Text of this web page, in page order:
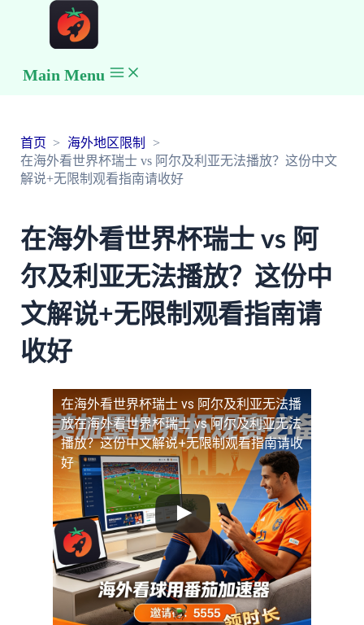
Main Menu
首页
海外地区限制
在海外看世界杯瑞士 vs 阿尔及利亚无法播放？这份中文
解说+无限制观看指南请收好
在海外看世界杯瑞士 vs 阿
尔及利亚无法播放？这份中
文解说+无限制观看指南请
收好
在海外看世界杯瑞士 vs 阿尔及利亚无法播
放在海外看世界杯瑞士 vs 阿尔及利亚无法
播放？这份中文解说+无限制观看指南请收
好